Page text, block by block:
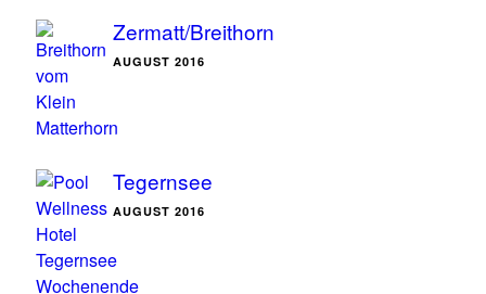
Zermatt/Breithorn
AUGUST 2016
Tegernsee
AUGUST 2016